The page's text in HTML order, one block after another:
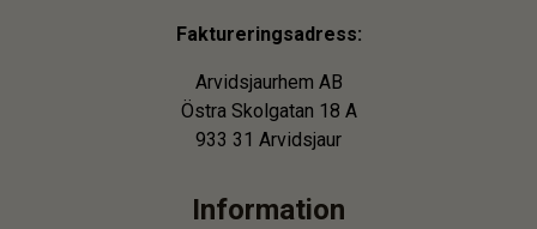
Faktureringsadress:
Arvidsjaurhem AB
Östra Skolgatan 18 A
933 31 Arvidsjaur
Information